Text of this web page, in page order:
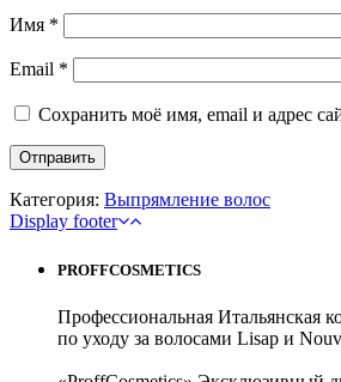
Имя *
Email *
Сохранить моё имя, email и адрес
Категория: Выпрямление волос
Display footer
PROFFCOSMETICS
Профессиональная Итальянская
по уходу за волосами Lisap и